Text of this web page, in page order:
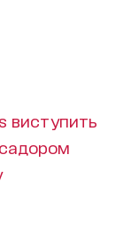
виступить